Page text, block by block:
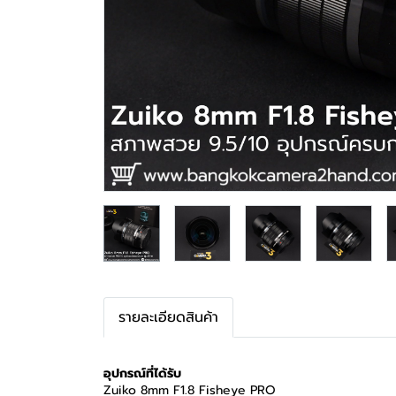
รายละเอียดสินค้า
อุปกรณ์ที่ได้รับ
Zuiko 8mm F1.8 Fisheye PRO